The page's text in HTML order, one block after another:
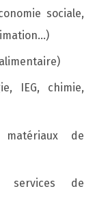
sociale,
IEG, chimie,
de
services de